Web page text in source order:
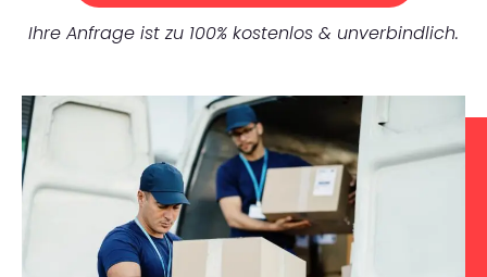
Ihre Anfrage ist zu 100% kostenlos & unverbindlich.